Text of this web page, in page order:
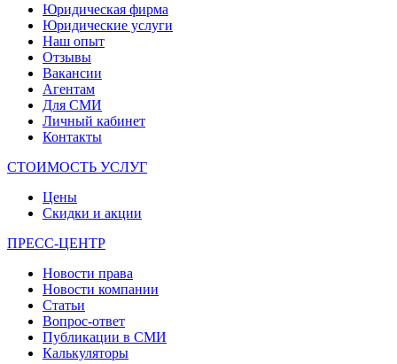
Юридическая фирма
Юридические услуги
Наш опыт
Отзывы
Вакансии
Агентам
Для СМИ
Личный кабинет
Контакты
СТОИМОСТЬ УСЛУГ
Цены
Скидки и акции
ПРЕСС-ЦЕНТР
Новости права
Новости компании
Статьи
Вопрос-ответ
Публикации в СМИ
Калькуляторы